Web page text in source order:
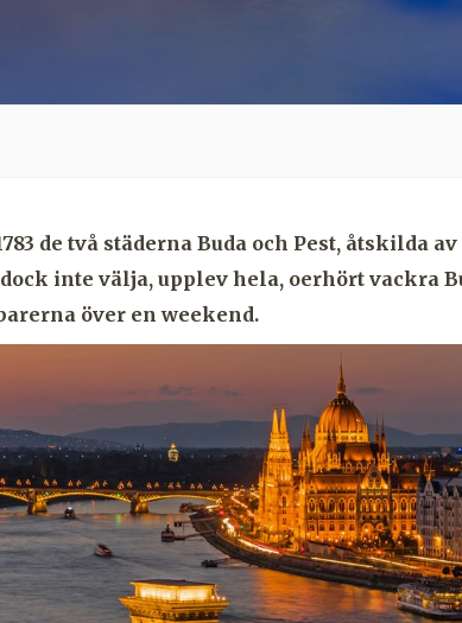
de två städerna Buda och Pest, åtskilda
inte välja, upplev hela, oerhört vackra
över en weekend.